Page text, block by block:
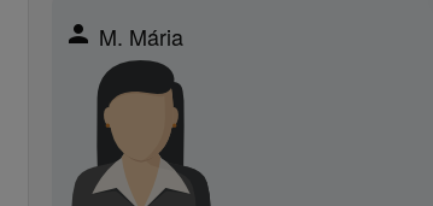
person M. Mária